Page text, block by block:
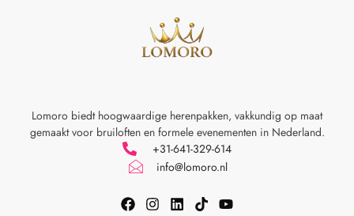
Lomoro biedt hoogwaardige herenpakken, vakkundig op maat
gemaakt voor bruiloften en formele evenementen in Nederland.
+31-641-329-614
info@lomoro.nl